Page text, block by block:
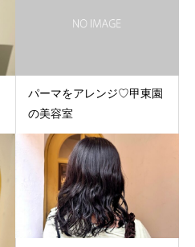
パーマをアレンジ♡甲東園
の美容室